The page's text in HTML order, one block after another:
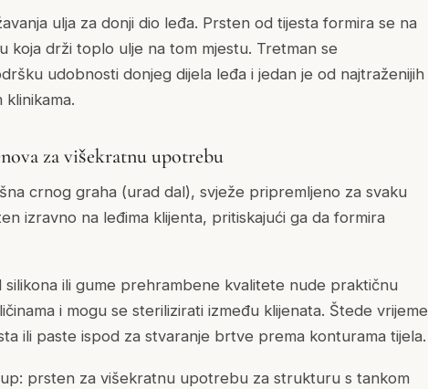
ulja za donji dio leđa. Prsten od tijesta formira se na
koja drži toplo ulje na tom mjestu. Tretman se
udobnosti donjeg dijela leđa i jedan je od najtraženijih
za višekratnu upotrebu
crnog graha (urad dal), svježe pripremljeno za svaku
izravno na leđima klijenta, pritiskajući ga da formira
ili gume prehrambene kvalitete nude praktičnu
i mogu se sterilizirati između klijenata. Štede vrijeme
ili paste ispod za stvaranje brtve prema konturama tijela.
prsten za višekratnu upotrebu za strukturu s tankom